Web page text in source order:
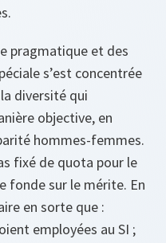
pragmatique et des
s’est concentrée
diversité qui
objective, en
hommes-femmes.
fixé de quota pour le
fonde sur le mérite. En
en sorte que :
employées au SI ;